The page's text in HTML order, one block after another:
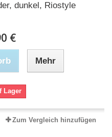
dunkel, Riostyle
€
Mehr
Lager
Zum Vergleich hinzufügen